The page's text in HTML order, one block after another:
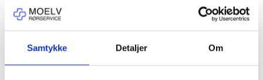
Samtykke Detaljer Om
Andre aktuelle saker